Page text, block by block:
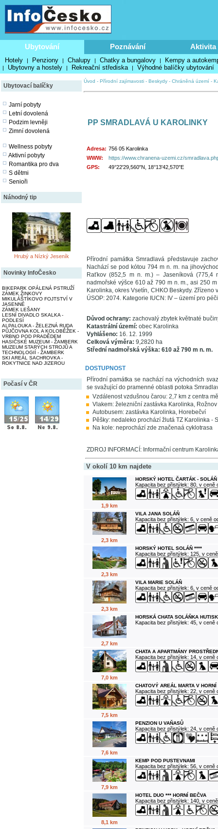
Ubytování Poznávání Aktivita
Hotely | Penziony | Chalupy | Chatky a bungalovy | Kempy a
| Ubytovny a hostely | Rekreační střediska | Výhodné balíčky ubytování
Ubytovací balíčky
Jarní pobyty
Letní dovolená
Podzim levněji
Zimní dovolená
Wellness pobyty
Aktivní pobyty
Romantika pro dva
S dětmi
Senioři
Náhodný tip
Hrubý a Nízký Jeseník
Novinky InfoČesko
BIKEPARK OPÁLENÁ PSTRUŽÍ
ZÁMEK ŽINKOVY
MIKULÁŠTÍKOVO FOJTSTVÍ V
JASENNÉ
ZÁMEK LEŠANY
LESNÍ DIVADLO SKALKA -
PODLESÍ
ALPALOUKA - ŽELEZNÁ RUDA
PŮJČOVNA KOL A KOLOBĚŽEK -
VRBNO POD PRADĚDEM
HASIČSKÉ MUZEUM - ŽAMBERK
MUZEUM STARÝCH STROJŮ A
TECHNOLOGIÍ - ŽAMBERK
SKI AREÁL SACHROVKA -
ROKYTNICE NAD JIZEROU
Počasí v ČR
Úvod - Přírodní zajímavosti - Beskydy - Chráněná území -
PP SMRADLAVÁ U KAROLINKY
Adresa: 756 05 Karolinka
WWW:
https://www.chranena-uzemi.cz/
GPS:
49°22'29,560"N, 18°13'42,570"E
Přírodní památka Smradlavá představuje
Nachází se pod kótou 794 m n. m. na
Raťkov (852,5 m n. m.) – Jaseníková (775,4
nadmořské výšce 610 až 790 m n. m., asi 250
Karolinka, okres Vsetín, CHKO Beskydy.
ÚSOP: 2074. Kategorie IUCN: IV – území pro
Důvod ochrany: zachovalý zbytek květnaté
Katastrální území: obec Karolinka
Vyhlášeno: 16. 12. 1999
Celková výměra: 9,2820 ha
Střední nadmořská výška: 610 až 790 m n. m.
DOSTUPNOST
Přírodní památka se nachází na východních
se svažující do pramenné oblasti potoka
Vzdálenost vzdušnou čarou: 2,7 km z centra
Vlakem: železniční zastávka Karolinka, Rožnov
Autobusem: zastávka Karolinka, Horebečví
Pěšky: nedaleko prochází žlutá TZ Karolinka -
Na kole: neprochází zde značenaá cyklotrasa
ZDROJ INFORMACÍ: Informační centrum
V okolí 10 km najdete
1,9 km
HORSKÝ HOTEL ČARTÁK - SOLÁŇ
Kapacita bez přistýlek: 80, v ceně
2,3 km
VILA JANA SOLÁŇ
Kapacita bez přistýlek: 6, v ceně
2,3 km
HORSKÝ HOTEL SOLÁŇ ****
Kapacita bez přistýlek: 125, v
2,3 km
VILA MARIE SOLÁŇ
Kapacita bez přistýlek: 6, v ceně
2,7 km
HORSKÁ CHATA SOLÁŇKA
Kapacita bez přistýlek: 45, v ceně
7,0 km
CHATA A APARTMÁNY
Kapacita bez přistýlek: 14, v ceně
7,5 km
CHATOVÝ AREÁL MARTA V
Kapacita bez přistýlek: 22, v ceně
7,6 km
PENZION U VAŇASŮ
Kapacita bez přistýlek: 24, v ceně
7,9 km
KEMP POD PUSTEVNAMI
Kapacita bez přistýlek: 56, v ceně
8,1 km
HOTEL DUO *** HORNÍ BEČVA
Kapacita bez přistýlek: 140, v